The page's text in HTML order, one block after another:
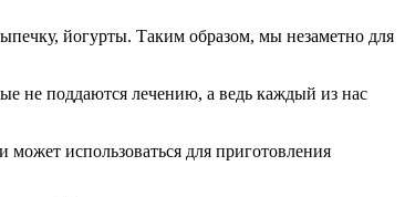
йогурты. Таким образом, мы незаметно для
не поддаются лечению, а ведь каждый из нас
использоваться для приготовления